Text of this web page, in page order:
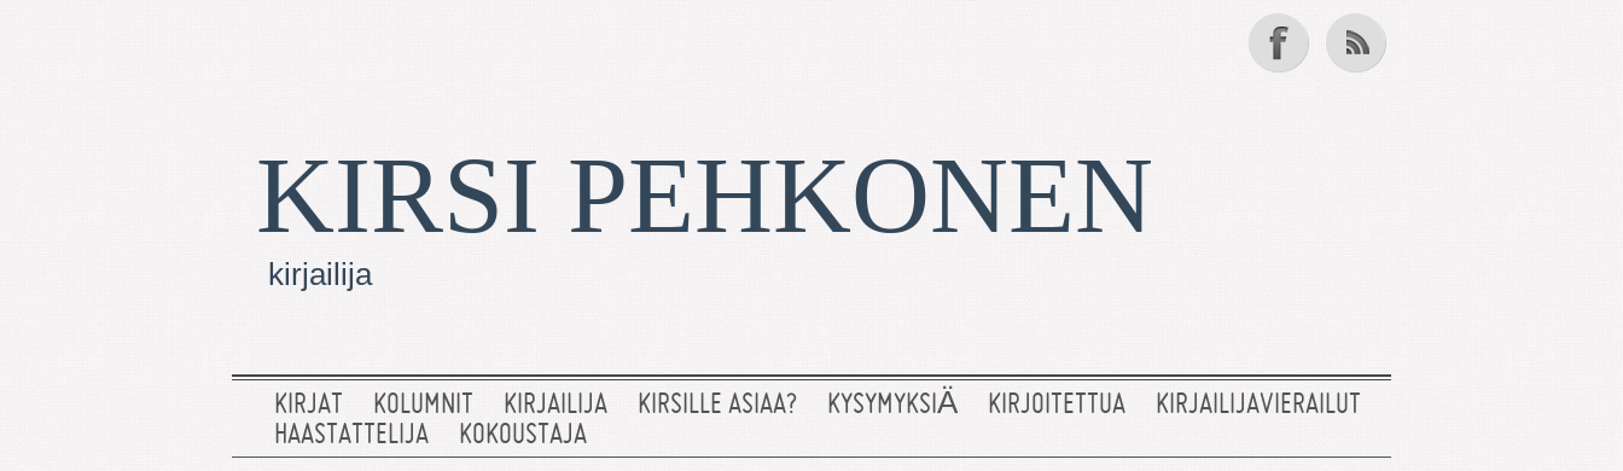
KIRSI PEHKONEN
kirjailija
KIRJAT KOLUMNIT KIRJAILIJA KIRSILLE ASIAA? KYSYMYKSIÄ KIRJOITETTUA
KIRJAILIJAVIERAILUT
HAASTATTELIJA
KOKOUSTAJA